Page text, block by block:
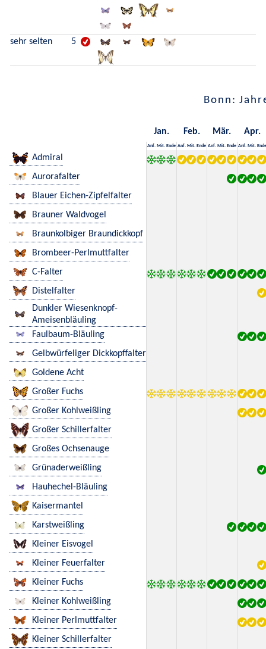
sehr selten 5
Bonn:
Jan. Feb. Mär. Apr.
Anf. Mit. Ende Anf. Mit. Ende Anf. Mit. Ende Anf. Mit. Ende
Admiral
Aurorafalter
Blauer Eichen-Zipfelfalter
Brauner Waldvogel
Braunkolbiger Braundickkopf
Brombeer-Perlmuttfalter
C-Falter
Distelfalter
Dunkler Wiesenknopf-
Ameisenbläuling
Faulbaum-Bläuling
Gelbwürfeliger Dickkopffalter
Goldene Acht
Großer Fuchs
Großer Kohlweißling
Großer Schillerfalter
Großes Ochsenauge
Grünaderweißling
Hauhechel-Bläuling
Kaisermantel
Karstweißling
Kleiner Eisvogel
Kleiner Feuerfalter
Kleiner Fuchs
Kleiner Kohlweißling
Kleiner Perlmuttfalter
Kleiner Schillerfalter